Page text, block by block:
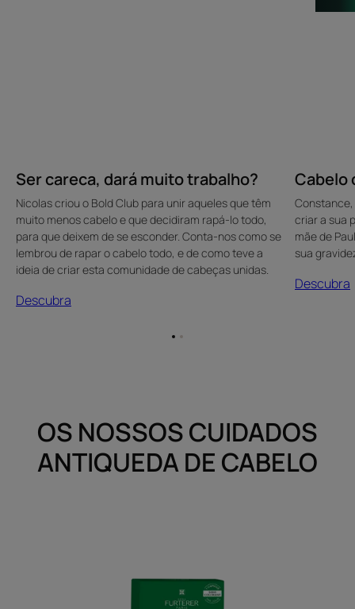
Ser careca, dará muito trabalho?
Nicolas criou o Bold Club para unir aqueles que têm
muito menos cabelo e que decidiram rapá-lo todo,
para que deixem de se esconder. Conta-nos como se
lembrou de rapar o cabelo todo, e de como teve a
ideia de criar esta comunidade de cabeças unidas.
Descubra
Cabelo
criar a sua
mãe de
sua
Descubra
IrIr
OS NOSSOS CUIDADOS
ANTIQUEDA DE CABELO
Suplemento
alimentar